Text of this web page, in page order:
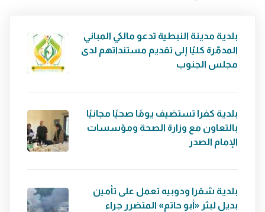
بلدية مدينة النبطية تدعو مالكي المباني
المدمّرة كليًا إلى تقديم مستنداتهم لدى
مجلس الجنوب
بلدية كفرا تستضيف يومًا صحيًا مجانيًا
بالتعاون مع وزارة الصحة ومؤسسات
الإمام الصدر
بلدية شقرا ودوبيه تعمل على تأمين
بديل لبئر «أبو حاتم» المتضرر جراء